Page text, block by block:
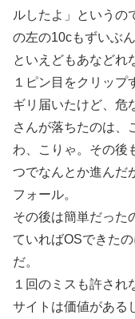
ルしたよ」というの
の左の10cもずいぶ
といえどもあなどれ
１ピン目をクリップ
ギリ届いたけど、危
さんが落ちたのは、
わ、こりゃ。その後
つでなんとか進んだ
フォール。
その後は簡単だった
ていればOSできた
だ。
１回のミスも許され
サイトは価値がある